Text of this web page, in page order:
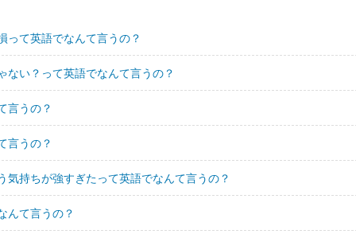
って英語でなんて言うの？
ない？って英語でなんて言うの？
言うの？
言うの？
気持ちが強すぎたって英語でなんて言うの？
んて言うの？